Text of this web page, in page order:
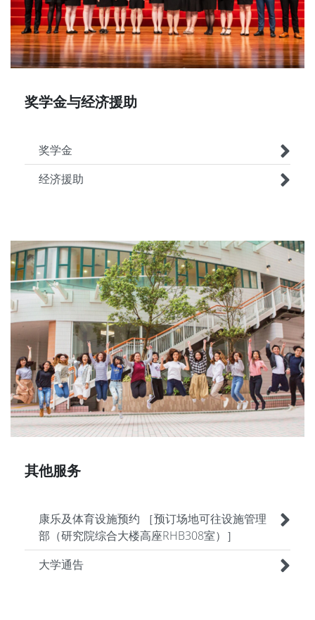
奖学金与经济援助
奖学金
经济援助
其他服务
康乐及体育设施预约 ［预订场地可往设施管理
部（研究院综合大楼高座RHB308室）］
大学通告